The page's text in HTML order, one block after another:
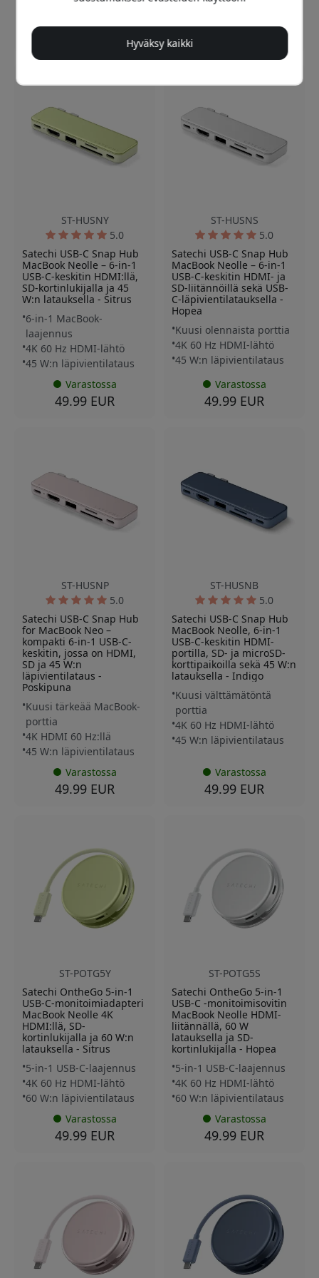
ST-HUSNY
5.0
Satechi USB-C Snap Hub
MacBook Neolle – 6-in-1
USB-C-keskitin HDMI:llä,
SD-kortinlukijalla ja 45
W:n latauksella - Sitrus
6-in-1 MacBook-
laajennus
4K 60 Hz HDMI-lähtö
45 W:n läpivientilataus
Varastossa
49.99 EUR
ST-HUSNS
5.0
Satechi USB-C Snap Hub
MacBook Neolle – 6-in-1
USB-C-keskitin HDMI- ja
SD-liitännöillä sekä USB-
C-läpivientilatauksella -
Hopea
Kuusi olennaista porttia
4K 60 Hz HDMI-lähtö
45 W:n läpivientilataus
Varastossa
49.99 EUR
ST-HUSNP
5.0
Satechi USB-C Snap Hub
for MacBook Neo –
kompakti 6-in-1 USB-C-
keskitin, jossa on HDMI,
SD ja 45 W:n
läpivientilataus -
Poskipuna
Kuusi tärkeää MacBook-
porttia
4K HDMI 60 Hz:llä
45 W:n läpivientilataus
Varastossa
49.99 EUR
ST-HUSNB
5.0
Satechi USB-C Snap Hub
MacBook Neolle, 6-in-1
USB-C-keskitin HDMI-
portilla, SD- ja microSD-
korttipaikoilla sekä 45 W:n
latauksella - Indigo
Kuusi välttämätöntä
porttia
4K 60 Hz HDMI-lähtö
45 W:n läpivientilataus
Varastossa
49.99 EUR
ST-POTG5Y
Satechi OntheGo 5-in-1
USB-C-monitoimiadapteri
MacBook Neolle 4K
HDMI:llä, SD-
kortinlukijalla ja 60 W:n
latauksella - Sitrus
5-in-1 USB-C-laajennus
4K 60 Hz HDMI-lähtö
60 W:n läpivientilataus
Varastossa
49.99 EUR
ST-POTG5S
Satechi OntheGo 5-in-1
USB-C -monitoimisovitin
MacBook Neolle HDMI-
liitännällä, 60 W
latauksella ja SD-
kortinlukijalla - Hopea
5-in-1 USB-C-laajennus
4K 60 Hz HDMI-lähtö
60 W:n läpivientilataus
Varastossa
49.99 EUR
Hyväksy kaikki